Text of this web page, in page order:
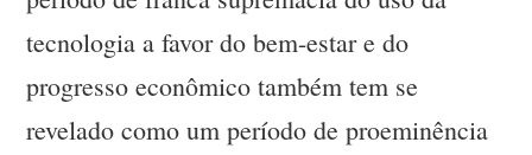
tecnologia a favor do bem-estar e do
progresso econômico também tem se
revelado como um período de proeminência